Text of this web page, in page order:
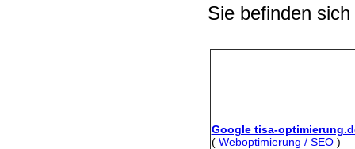
Sie befinden
Google tisa-
( Weboptimierung / SEO)